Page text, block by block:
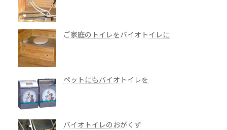
ご家庭のトイレをバイオトイレに
ペットにもバイオトイレを
バイオトイレのおがくず